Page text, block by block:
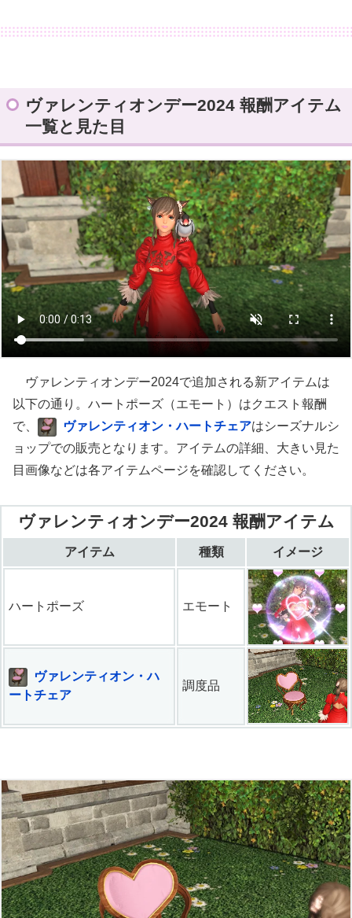
ヴァレンティオンデー2024 報酬アイテム
一覧と見た目
ヴァレンティオンデー2024で追加される新アイテムは
以下の通り。ハートポーズ（エモート）はクエスト報酬
で、
ヴァレンティオン・ハートチェアはシーズナルシ
ョップでの販売となります。アイテムの詳細、大きい見た
目画像などは各アイテムページを確認してください。
ヴァレンティオンデー2024 報酬アイテム
アイテム 種類 イメージ
ハートポーズ エモート
ヴァレンティオン・ハ
ートチェア
調度品